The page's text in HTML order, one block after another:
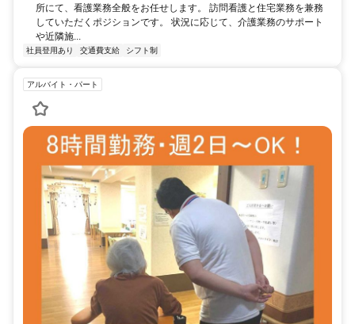
所にて、看護業務全般をお任せします。 訪問看護と住宅業務を兼務
していただくポジションです。 状況に応じて、介護業務のサポート
や近隣施...
社員登用あり 交通費支給 シフト制
アルバイト・パート